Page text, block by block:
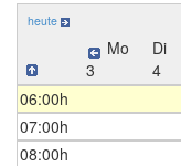
heute
Mo
3
Di
4
06:00h
07:00h
08:00h